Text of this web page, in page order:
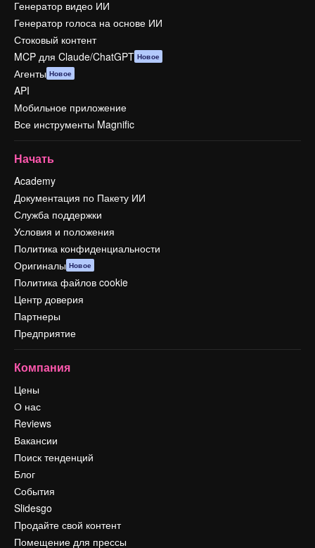
Генератор видео ИИ
Генератор голоса на основе ИИ
Стоковый контент
MCP для Claude/ChatGPT Новое
Агенты Новое
API
Мобильное приложение
Все инструменты Magnific
Начать
Academy
Документация по Пакету ИИ
Служба поддержки
Условия и положения
Политика конфиденциальности
Оригиналы Новое
Политика файлов cookie
Центр доверия
Партнеры
Предприятие
Компания
Цены
О нас
Reviews
Вакансии
Поиск тенденций
Блог
События
Slidesgo
Продайте свой контент
Помещение для прессы